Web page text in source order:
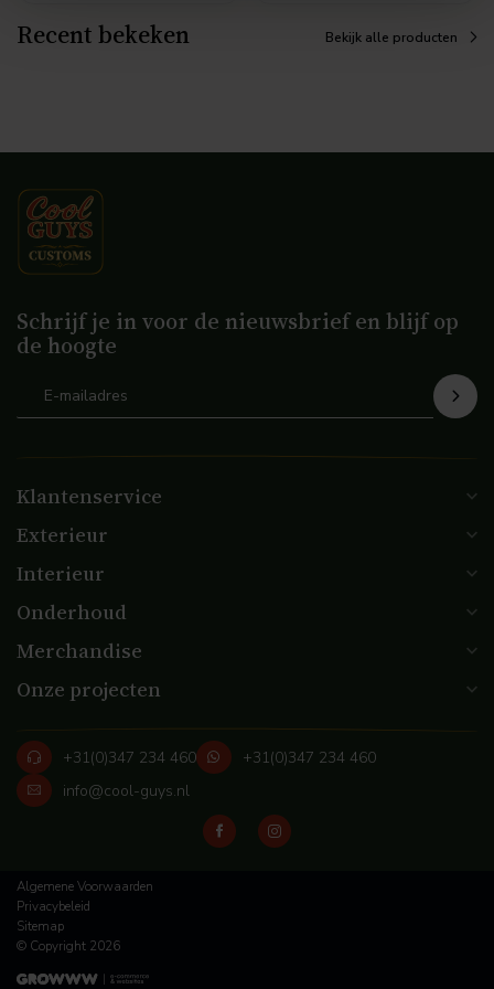
Recent bekeken Bekijk alle producten
Schrijf je in voor de nieuwsbrief en blijf op
de hoogte
Klantenservice
Exterieur
Interieur
Onderhoud
Merchandise
Onze projecten
+31(0)347 234 460
+31(0)347 234 460
info@cool-guys.nl
Algemene Voorwaarden
Privacybeleid
Sitemap
© Copyright 2026